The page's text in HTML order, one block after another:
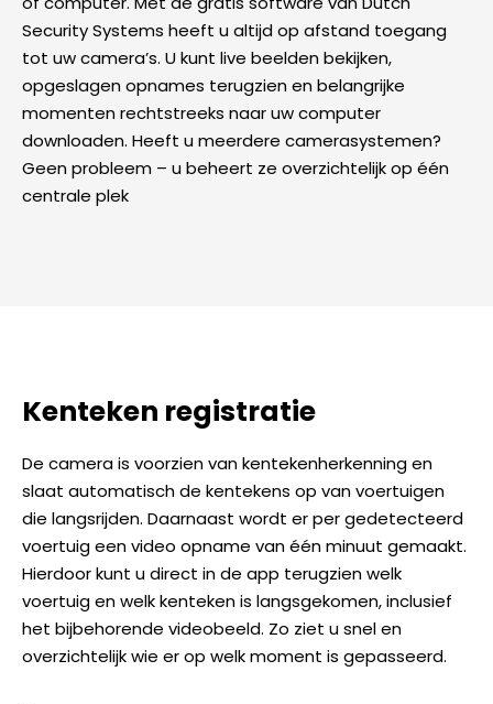
Security Systems heeft u altijd op afstand toegang
tot uw camera’s. U kunt live beelden bekijken,
opgeslagen opnames terugzien en belangrijke
momenten rechtstreeks naar uw computer
downloaden. Heeft u meerdere camerasystemen?
Geen probleem – u beheert ze overzichtelijk op één
centrale plek
Kenteken registratie
De camera is voorzien van kentekenherkenning en
slaat automatisch de kentekens op van voertuigen
die langsrijden. Daarnaast wordt er per gedetecteerd
voertuig een video opname van één minuut gemaakt.
Hierdoor kunt u direct in de app terugzien welk
voertuig en welk kenteken is langsgekomen, inclusief
het bijbehorende videobeeld. Zo ziet u snel en
overzichtelijk wie er op welk moment is gepasseerd.